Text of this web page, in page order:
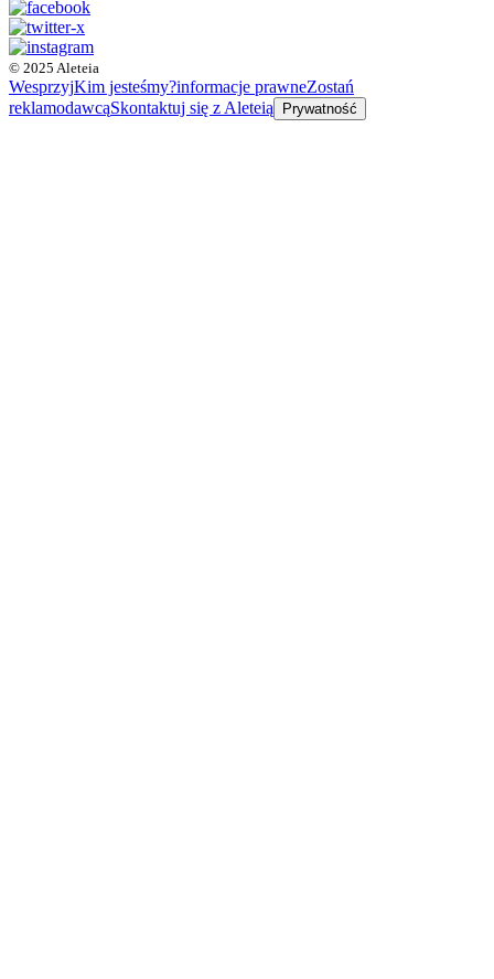
© 2025 Aleteia
WesprzyjKim jesteśmy?informacje prawneZostań
reklamodawcąSkontaktuj się z Aleteią Prywatność